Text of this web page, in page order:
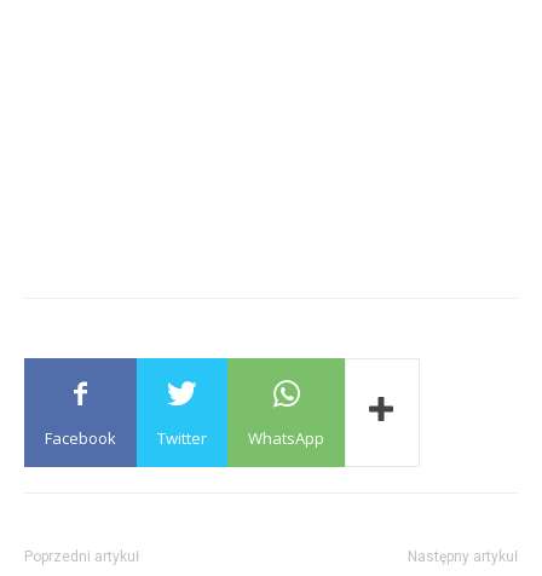
Facebook Twitter WhatsApp
Poprzedni artykuł Następny artykuł